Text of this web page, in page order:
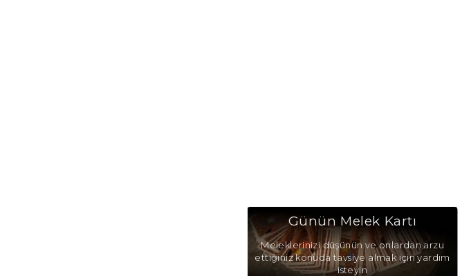
Günün Melek Kartı
Meleklerinizi düşünün ve onlardan arzu
ettiğiniz konuda tavsiye almak için yardım
isteyin